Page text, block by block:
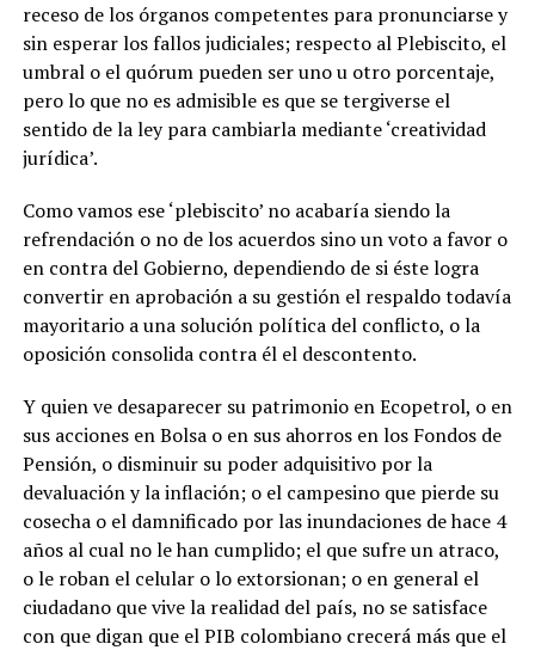
receso de los órganos competentes para pronunciarse y
sin esperar los fallos judiciales; respecto al Plebiscito, el
umbral o el quórum pueden ser uno u otro porcentaje,
pero lo que no es admisible es que se tergiverse el
sentido de la ley para cambiarla mediante ‘creatividad
jurídica’.
Como vamos ese ‘plebiscito’ no acabaría siendo la
refrendación o no de los acuerdos sino un voto a favor o
en contra del Gobierno, dependiendo de si éste logra
convertir en aprobación a su gestión el respaldo todavía
mayoritario a una solución política del conflicto, o la
oposición consolida contra él el descontento.
Y quien ve desaparecer su patrimonio en Ecopetrol, o en
sus acciones en Bolsa o en sus ahorros en los Fondos de
Pensión, o disminuir su poder adquisitivo por la
devaluación y la inflación; o el campesino que pierde su
cosecha o el damnificado por las inundaciones de hace 4
años al cual no le han cumplido; el que sufre un atraco,
o le roban el celular o lo extorsionan; o en general el
ciudadano que vive la realidad del país, no se satisface
con que digan que el PIB colombiano crecerá más que el